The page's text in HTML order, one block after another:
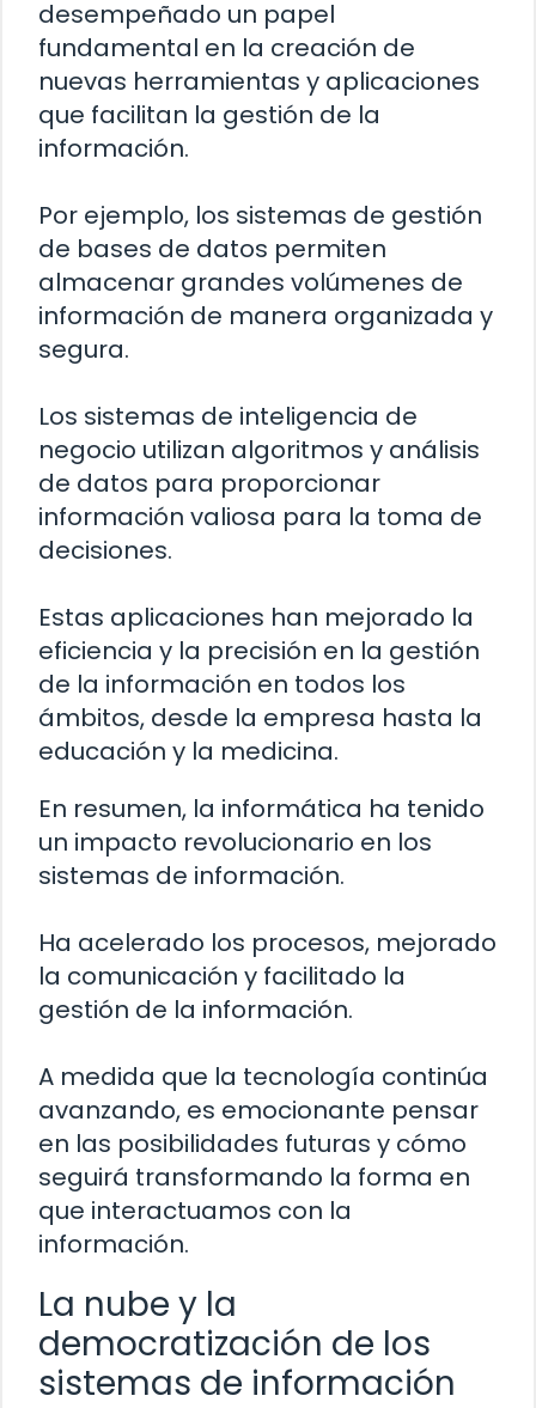
desempeñado un papel
fundamental en la creación de
nuevas herramientas y aplicaciones
que facilitan la gestión de la
información.
Por ejemplo, los sistemas de gestión
de bases de datos permiten
almacenar grandes volúmenes de
información de manera organizada y
segura.
Los sistemas de inteligencia de
negocio utilizan algoritmos y análisis
de datos para proporcionar
información valiosa para la toma de
decisiones.
Estas aplicaciones han mejorado la
eficiencia y la precisión en la gestión
de la información en todos los
ámbitos, desde la empresa hasta la
educación y la medicina.
En resumen, la informática ha tenido
un impacto revolucionario en los
sistemas de información.
Ha acelerado los procesos, mejorado
la comunicación y facilitado la
gestión de la información.
A medida que la tecnología continúa
avanzando, es emocionante pensar
en las posibilidades futuras y cómo
seguirá transformando la forma en
que interactuamos con la
información.
La nube y la
democratización de los
sistemas de información